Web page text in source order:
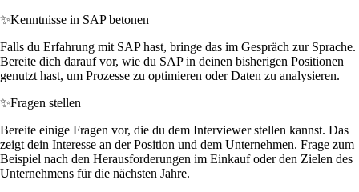
✨Kenntnisse in SAP betonen
Falls du Erfahrung mit SAP hast, bringe das im Gespräch zur Sprache.
Bereite dich darauf vor, wie du SAP in deinen bisherigen Positionen
genutzt hast, um Prozesse zu optimieren oder Daten zu analysieren.
✨Fragen stellen
Bereite einige Fragen vor, die du dem Interviewer stellen kannst. Das
zeigt dein Interesse an der Position und dem Unternehmen. Frage zum
Beispiel nach den Herausforderungen im Einkauf oder den Zielen des
Unternehmens für die nächsten Jahre.